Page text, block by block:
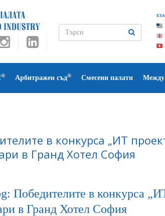
® Арбитражен съд® Смесени палати
в конкурса „ИТ
в Гранд Хотел София
Победителите в конкурса
в Гранд Хотел София